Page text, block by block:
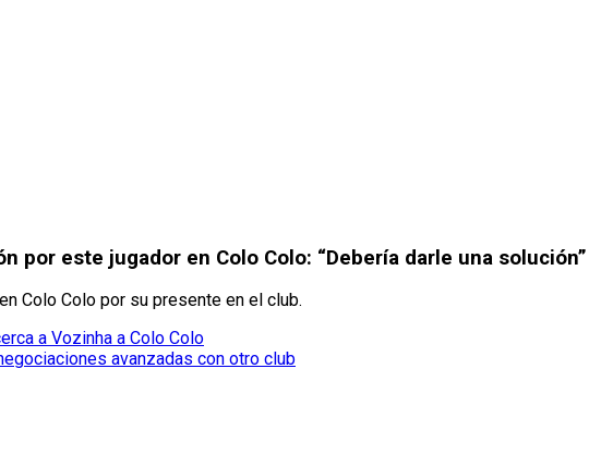
por este jugador en Colo Colo: “Debería darle una solución”
Colo Colo por su presente en el club.
a Vozinha a Colo Colo
avanzadas con otro club